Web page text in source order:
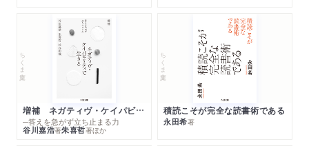
ちくま文庫
増補 ネガティヴ・ケイパビリティで生きる
─答えを急がず立ち止まる力
谷川嘉浩著朱喜哲著ほか
ちくま文庫
積読こそが完全な読書術である
永田希著